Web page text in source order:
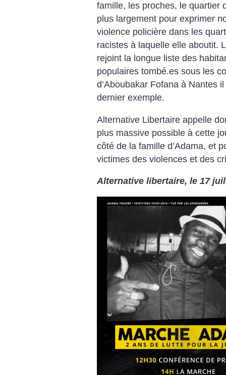
famille, les proches, le quartier
plus largement pour exprimer
violence policière dans les
racistes à laquelle elle aboutit.
rejoint la longue liste des
populaires tombé.es sous les
d’Aboubakar Fofana à Nantes
dernier exemple.
Alternative Libertaire appelle
plus massive possible à cette
côté de la famille d’Adama, et
victimes des violences et des
Alternative libertaire, le 17